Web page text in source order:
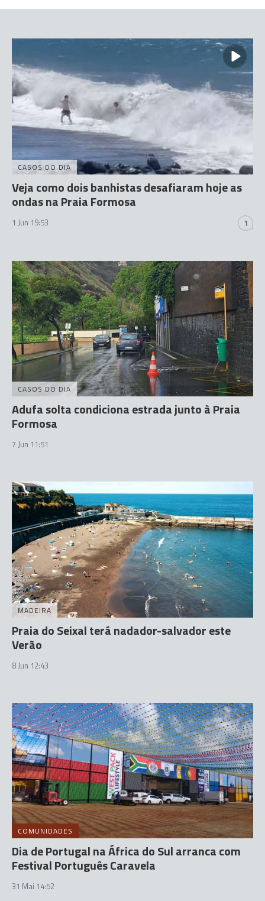
CASOS DO DIA
Veja como dois banhistas desafiaram hoje as
ondas na Praia Formosa
1 Jun 19:53 1
CASOS DO DIA
Adufa solta condiciona estrada junto à Praia
Formosa
7 Jun 11:51
MADEIRA
Praia do Seixal terá nadador-salvador este
Verão
8 Jun 12:43
COMUNIDADES
Dia de Portugal na África do Sul arranca com
Festival Português Caravela
31 Mai 14:52